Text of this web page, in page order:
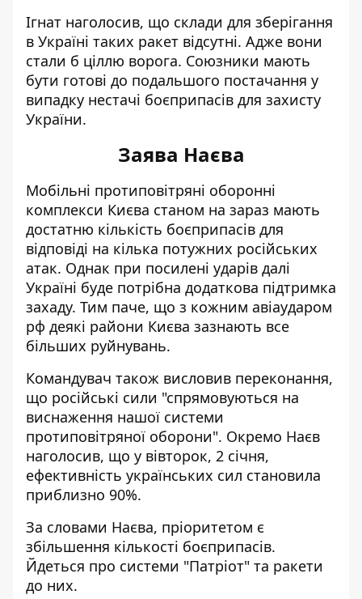
Ігнат наголосив, що склади для зберігання
в Україні таких ракет відсутні. Адже вони
стали б ціллю ворога. Союзники мають
бути готові до подальшого постачання у
випадку нестачі боєприпасів для захисту
України.
Заява Наєва
Мобільні протиповітряні оборонні
комплекси Києва станом на зараз мають
достатню кількість боєприпасів для
відповіді на кілька потужних російських
атак. Однак при посилені ударів далі
Україні буде потрібна додаткова підтримка
захаду. Тим паче, що з кожним авіаударом
рф деякі райони Києва зазнають все
більших руйнувань.
Командувач також висловив переконання,
що російські сили "спрямовуються на
виснаження нашої системи
протиповітряної оборони". Окремо Наєв
наголосив, що у вівторок, 2 січня,
ефективність українських сил становила
приблизно 90%.
За словами Наєва, пріоритетом є
збільшення кількості боєприпасів.
Йдеться про системи "Патріот" та ракети
до них.